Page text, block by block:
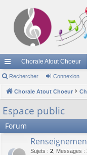
cc
ès
ra
pi
Chorale Atout Choeur
Rechercher Connexion
Chorale Atout Choeur
Espace public
Forum
Sujets : 2 Messages :